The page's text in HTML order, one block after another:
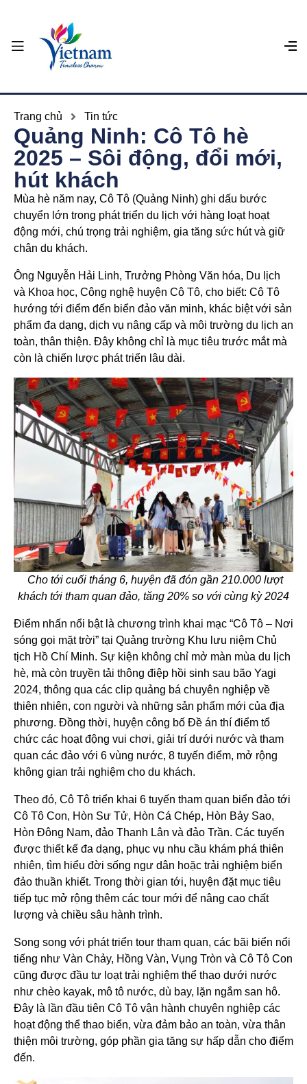
Trang chủ Tin tức
Quảng Ninh: Cô Tô hè
2025 – Sôi động, đổi mới,
hút khách
Mùa hè năm nay, Cô Tô (Quảng Ninh) ghi dấu bước
chuyển lớn trong phát triển du lịch với hàng loạt hoạt
động mới, chú trọng trải nghiệm, gia tăng sức hút và giữ
chân du khách.
Ông Nguyễn Hải Linh, Trưởng Phòng Văn hóa, Du lịch
và Khoa học, Công nghệ huyện Cô Tô, cho biết: Cô Tô
hướng tới điểm đến biển đảo văn minh, khác biệt với sản
phẩm đa dạng, dịch vụ nâng cấp và môi trường du lịch an
toàn, thân thiện. Đây không chỉ là mục tiêu trước mắt mà
còn là chiến lược phát triển lâu dài.
Cho tới cuối tháng 6, huyện đã đón gần 210.000 lượt
khách tới tham quan đảo, tăng 20% so với cùng kỳ 2024
Điểm nhấn nổi bật là chương trình khai mạc “Cô Tô – Nơi
sóng gọi mặt trời” tại Quảng trường Khu lưu niệm Chủ
tịch Hồ Chí Minh. Sự kiện không chỉ mở màn mùa du lịch
hè, mà còn truyền tải thông điệp hồi sinh sau bão Yagi
2024, thông qua các clip quảng bá chuyên nghiệp về
thiên nhiên, con người và những sản phẩm mới của địa
phương. Đồng thời, huyện công bố Đề án thí điểm tổ
chức các hoạt động vui chơi, giải trí dưới nước và tham
quan các đảo với 6 vùng nước, 8 tuyến điểm, mở rộng
không gian trải nghiệm cho du khách.
Theo đó, Cô Tô triển khai 6 tuyến tham quan biển đảo tới
Cô Tô Con, Hòn Sư Tử, Hòn Cá Chép, Hòn Bảy Sao,
Hòn Đông Nam, đảo Thanh Lân và đảo Trần. Các tuyến
được thiết kế đa dạng, phục vụ nhu cầu khám phá thiên
nhiên, tìm hiểu đời sống ngư dân hoặc trải nghiệm biển
đảo thuần khiết. Trong thời gian tới, huyện đặt mục tiêu
tiếp tục mở rộng thêm các tour mới để nâng cao chất
lượng và chiều sâu hành trình.
Song song với phát triển tour tham quan, các bãi biển nổi
tiếng như Vàn Chảy, Hồng Vàn, Vụng Tròn và Cô Tô Con
cũng được đầu tư loạt trải nghiệm thể thao dưới nước
như chèo kayak, mô tô nước, dù bay, lặn ngắm san hô.
Đây là lần đầu tiên Cô Tô vận hành chuyên nghiệp các
hoạt động thể thao biển, vừa đảm bảo an toàn, vừa thân
thiện môi trường, góp phần gia tăng sự hấp dẫn cho điểm
đến.